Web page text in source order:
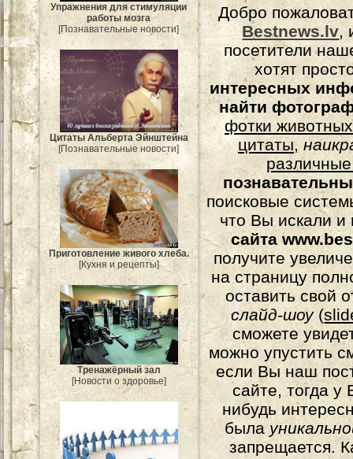
Упражнения для стимуляции
работы мозга
[Познавательные новости]
Цитаты Альберта Эйнштейна
[Познавательные новости]
Приготовление живого хлеба.
[Кухня и рецепты]
Тренажёрный зал
[Новости о здоровье]
Добро
Bestnews.lv,
посетители
хотят
интересных
найти
фотки животных
цитаты,
поисковые
что Вы искали и
сайта
получите
на страницу
оставить свой
слайд-шоу(
сможете
можно упустить
если Вы наш
сайте, тогда у
нибудь
была
запрещается.